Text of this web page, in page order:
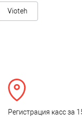
Vioteh
Регистрация касс за